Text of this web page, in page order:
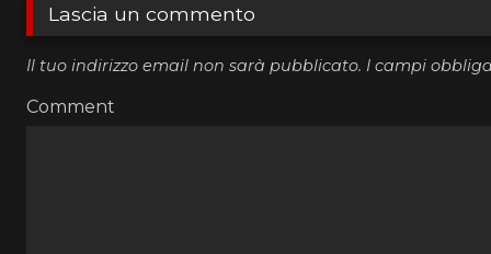
Lascia un commento
Il tuo indirizzo email non sarà pubblicato. I campi
Comment